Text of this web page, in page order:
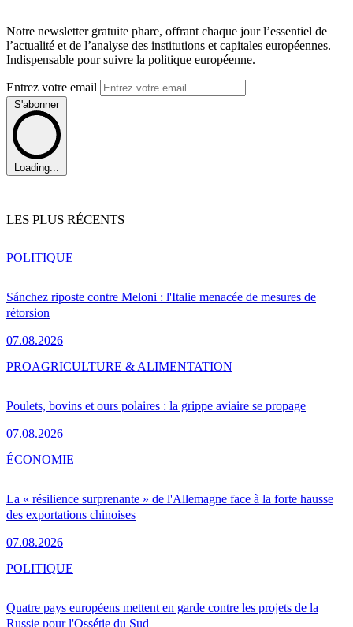
Notre newsletter gratuite phare, offrant chaque jour l’essentiel de
l’actualité et de l’analyse des institutions et capitales européennes.
Indispensable pour suivre la politique européenne.
Entrez votre email
S'abonner
Loading...
LES PLUS RÉCENTS
Sánchez riposte contre Meloni : l'Italie menacée de mesures de
rétorsion
07.08.2026
POLITIQUE
Poulets, bovins et ours polaires : la grippe aviaire se propage
07.08.2026
PROAGRICULTURE & ALIMENTATION
La « résilience surprenante » de l'Allemagne face à la forte hausse
des exportations chinoises
07.08.2026
ÉCONOMIE
Quatre pays européens mettent en garde contre les projets de la
Russie pour l'Ossétie du Sud
POLITIQUE